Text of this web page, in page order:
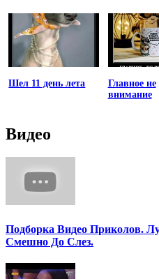
Шел 11 день лета
Главное не
внимание
Видео
Подборка Видео Приколов.
Смешно До Слез.